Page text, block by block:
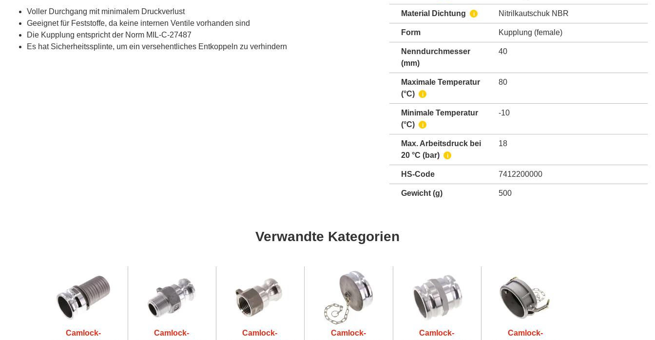
Voller Durchgang mit minimalem Druckverlust
Geeignet für Feststoffe, da keine internen Ventile vorhanden sind
Die Kupplung entspricht der Norm MIL-C-27487
Es hat Sicherheitssplinte, um ein versehentliches Entkoppeln zu verhindern
Material Dichtung i Nitrilkautschuk NBR
Form Kupplung (female)
Nenndurchmesser
(mm)
40
Maximale Temperatur
(°C)
i
80
Minimale Temperatur
(°C)
i
-10
Max. Arbeitsdruck bei
20 °C (bar)
i
18
HS-Code 7412200000
Gewicht (g) 500
Verwandte Kategorien
Camlock-
Camlock-
Camlock-
Camlock-
Camlock-
Camlock-